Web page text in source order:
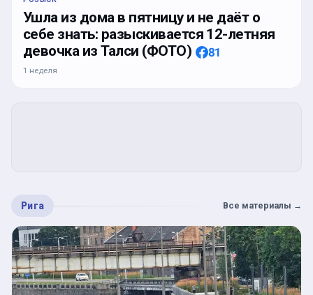
Ушла из дома в пятницу и не даёт о
себе знать: разыскивается 12-летняя
девочка из Талси (ФОТО)
81
1 неделя
Рига Все материалы →